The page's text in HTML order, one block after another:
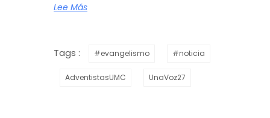
Lee Más
Tags : #evangelismo #noticia
AdventistasUMC UnaVoz27